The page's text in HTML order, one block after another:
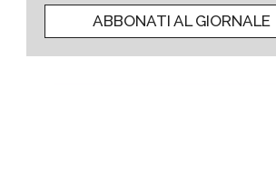
ABBONATI AL GIORNALE